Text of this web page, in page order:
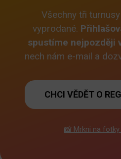
Všechny tři
vyprodané.
spustíme nejpozději
nech nám e-mail a
CHCI VĚDĚT O
📸 Mrkni na